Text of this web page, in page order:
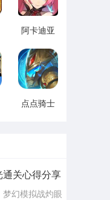
阿卡迪亚
点点骑士
关心得分享
梦幻模拟战灼眼